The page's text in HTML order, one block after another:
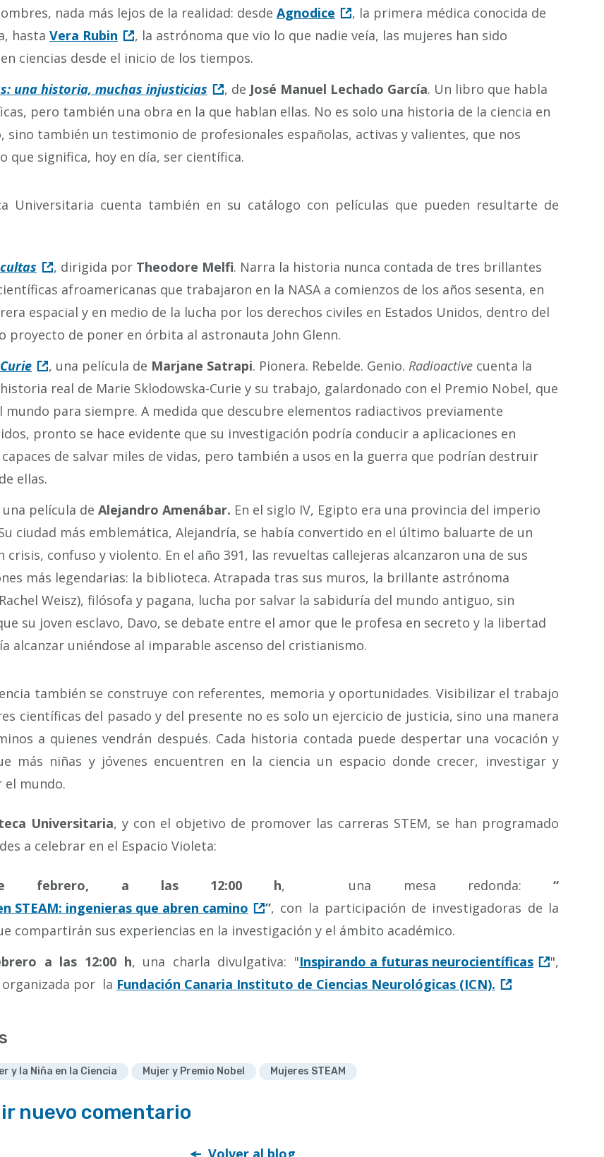
nada más lejos de la realidad: desde Agnodice
, la primera médica conocida de
hasta Vera Rubin
, la astrónoma que vio lo que nadie veía, las mujeres han sido
ciencias desde el inicio de los tiempos.
una historia, muchas injusticias
, de José Manuel Lechado García. Un libro que habla
pero también una obra en la que hablan ellas. No es solo una historia de la ciencia en
sino también un testimonio de profesionales españolas, activas y valientes, que nos
que significa, hoy en día, ser científica.
Universitaria cuenta también en su catálogo con películas que pueden resultarte de
, dirigida por Theodore Melfi. Narra la historia nunca contada de tres brillantes
afroamericanas que trabajaron en la NASA a comienzos de los años sesenta, en
espacial y en medio de la lucha por los derechos civiles en Estados Unidos, dentro del
proyecto de poner en órbita al astronauta John Glenn.
, una película de Marjane Satrapi. Pionera. Rebelde. Genio. Radioactive cuenta la
real de Marie Sklodowska-Curie y su trabajo, galardonado con el Premio Nobel, que
mundo para siempre. A medida que descubre elementos radiactivos previamente
pronto se hace evidente que su investigación podría conducir a aplicaciones en
de salvar miles de vidas, pero también a usos en la guerra que podrían destruir
ellas.
una película de Alejandro Amenábar. En el siglo IV, Egipto era una provincia del imperio
ciudad más emblemática, Alejandría, se había convertido en el último baluarte de un
crisis, confuso y violento. En el año 391, las revueltas callejeras alcanzaron una de sus
más legendarias: la biblioteca. Atrapada tras sus muros, la brillante astrónoma
Weisz), filósofa y pagana, lucha por salvar la sabiduría del mundo antiguo, sin
su joven esclavo, Davo, se debate entre el amor que le profesa en secreto y la libertad
alcanzar uniéndose al imparable ascenso del cristianismo.
también se construye con referentes, memoria y oportunidades. Visibilizar el trabajo
científicas del pasado y del presente no es solo un ejercicio de justicia, sino una manera
a quienes vendrán después. Cada historia contada puede despertar una vocación y
más niñas y jóvenes encuentren en la ciencia un espacio donde crecer, investigar y
mundo.
Universitaria, y con el objetivo de promover las carreras STEM, se han programado
a celebrar en el Espacio Violeta:
febrero, a las 12:00 h, una mesa redonda:“
STEAM: ingenieras que abren camino
”, con la participación de investigadoras de la
compartirán sus experiencias en la investigación y el ámbito académico.
a las 12:00 h, una charla divulgativa: "Inspirando a futuras neurocientíficas
",
por la Fundación Canaria Instituto de Ciencias Neurológicas (ICN).
y la Niña en la Ciencia Mujer y Premio Nobel Mujeres STEAM
nuevo comentario